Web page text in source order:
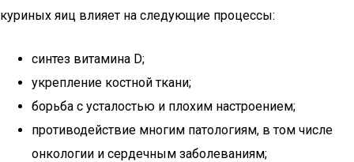
куриных яиц влияет на следующие процессы:
синтез витамина D;
укрепление костной ткани;
борьба с усталостью и плохим настроением;
противодействие многим патологиям, в том числе
онкологии и сердечным заболеваниям;